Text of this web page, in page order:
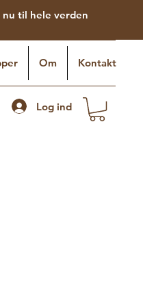
nu til hele verden
Om Kontakt
Log ind